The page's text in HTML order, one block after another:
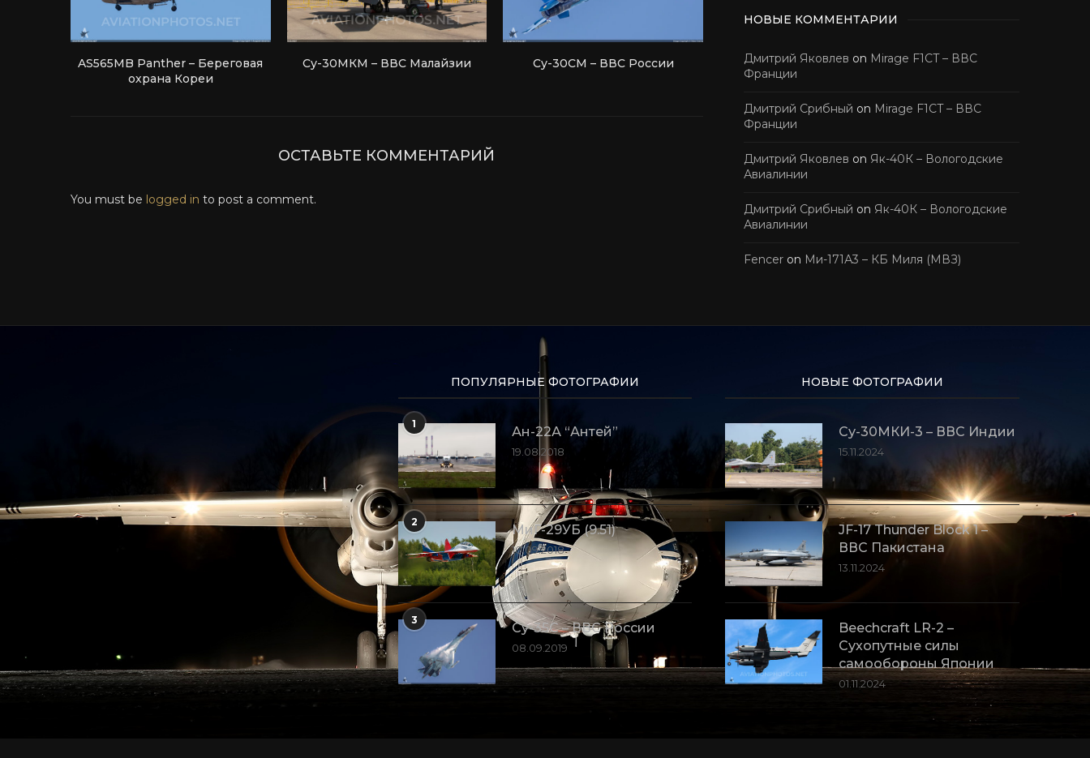
AS565MB Panther – Береговая
охрана Кореи
Су-30МКМ – ВВС Малайзии Су-30СМ – ВВС России
ОСТАВЬТЕ КОММЕНТАРИЙ
You must be logged in to post a comment.
НОВЫЕ КОММЕНТАРИИ
Дмитрий Яковлев on Mirage F1CT – ВВС
Франции
Дмитрий Срибный on Mirage F1CT – ВВС
Франции
Дмитрий Яковлев on Як-40К – Вологодские
Авиалинии
Дмитрий Срибный on Як-40К – Вологодские
Авиалинии
Fencer on Ми-171А3 – КБ Миля (МВЗ)
ПОПУЛЯРНЫЕ ФОТОГРАФИИ
1
Ан-22А “Антей”
19.08.2018
2
МиГ-29УБ (9.51)
10.09.2018
3
Су-35С – ВВС России
08.09.2019
НОВЫЕ ФОТОГРАФИИ
Су-30МКИ-3 – ВВС Индии
15.11.2024
JF-17 Thunder Block 1 –
ВВС Пакистана
13.11.2024
Beechcraft LR-2 –
Сухопутные силы
самообороны Японии
01.11.2024